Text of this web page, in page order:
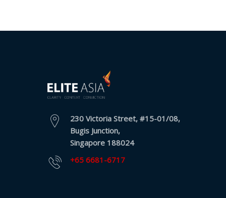
230 Victoria Street, #15-01/08,
Bugis Junction,
Singapore 188024
+65 6681-6717